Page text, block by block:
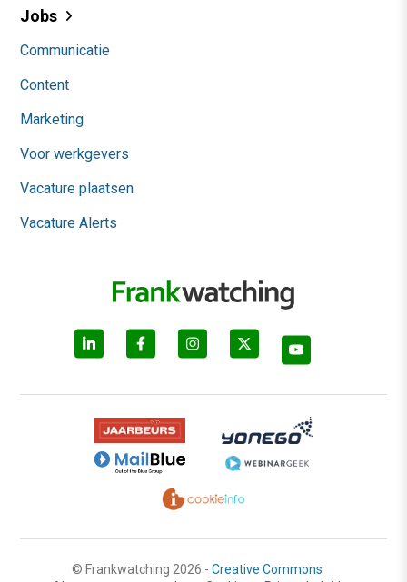
Jobs
Communicatie
Content
Marketing
Voor werkgevers
Vacature plaatsen
Vacature Alerts
© Frankwatching 2026 - Creative Commons